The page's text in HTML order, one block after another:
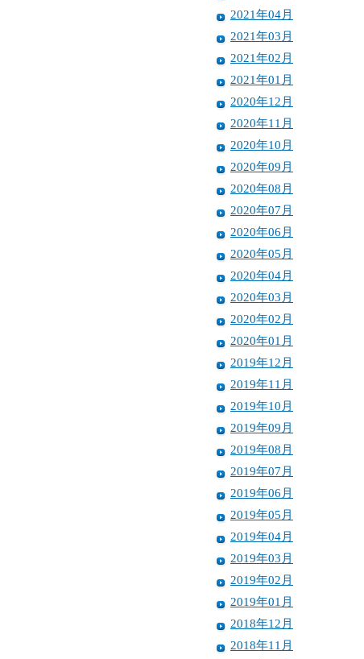
2021年04月
2021年03月
2021年02月
2021年01月
2020年12月
2020年11月
2020年10月
2020年09月
2020年08月
2020年07月
2020年06月
2020年05月
2020年04月
2020年03月
2020年02月
2020年01月
2019年12月
2019年11月
2019年10月
2019年09月
2019年08月
2019年07月
2019年06月
2019年05月
2019年04月
2019年03月
2019年02月
2019年01月
2018年12月
2018年11月